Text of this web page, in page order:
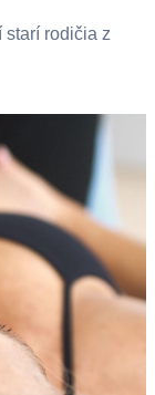
starí rodičia z